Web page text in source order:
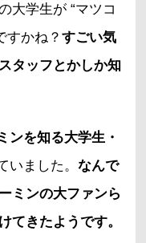
大学生が “マツコ
すかね？ すごい気
タッフとかしか知
ンを知る大学生・
いました。 なんで
ミンの大ファンら
てきたようです。